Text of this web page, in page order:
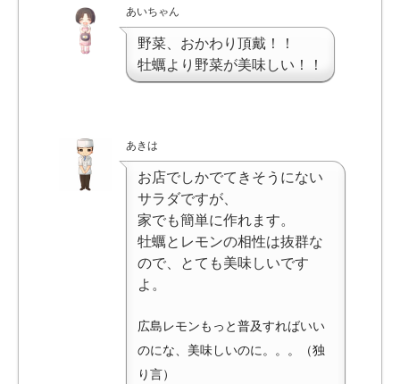
あいちゃん
野菜、おかわり頂戴！！
牡蠣より野菜が美味しい！！
あきは
お店でしかでてきそうにない
サラダですが、
家でも簡単に作れます。
牡蠣とレモンの相性は抜群な
ので、とても美味しいです
よ。
広島レモンもっと普及すればいい
のにな、美味しいのに。。。（独
り言）